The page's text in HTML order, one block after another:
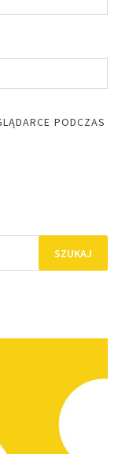
PODCZAS